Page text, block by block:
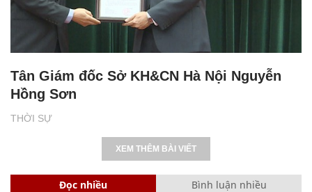
THỜI SỰ
Tân Giám đốc Sở KH&CN Hà Nội Nguyễn
Hồng Sơn
XEM THÊM BÀI VIẾT
Đọc nhiều Bình luận nhiều